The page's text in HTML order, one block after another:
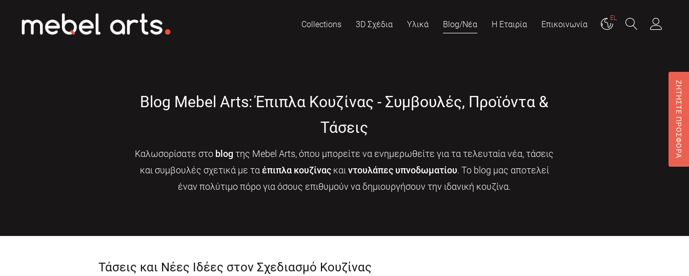
Collections 3D Σχέδια Υλικά Blog/Νέα Η Εταιρία Επικοινωνία
EL
Blog Mebel Arts: Έπιπλα Κουζίνας - Συμβουλές, Προϊόντα &
Τάσεις
Καλωσορίσατε στο blogτης Mebel Arts, όπου μπορείτε να ενημερωθείτε για τα τελευταία νέα, τάσεις
και συμβουλές σχετικά με τα έπιπλα κουζίναςκαι ντουλάπες υπνοδωματίου. Το blog μας αποτελεί
έναν πολύτιμο πόρο για όσους επιθυμούν να δημιουργήσουν την ιδανική κουζίνα.
Τάσεις και Νέες Ιδέες στον Σχεδιασμό Κουζίνας
ΖΗΤΗΣΤΕ ΠΡΟΣΦΟΡΑ